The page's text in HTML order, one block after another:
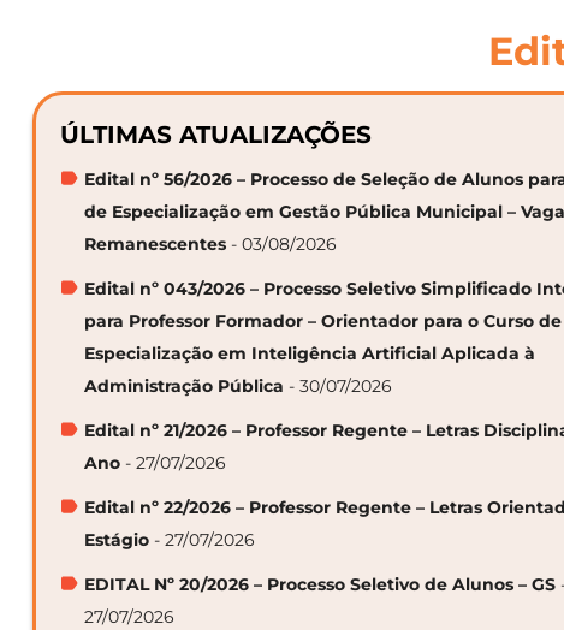
ÚLTIMAS ATUALIZAÇÕES
Edital nº 56/2026 – Processo de Seleção de Alunos
de Especialização em Gestão Pública Municipal –
Remanescentes - 03/08/2026
Edital nº 043/2026 – Processo Seletivo Simplificado
para Professor Formador – Orientador para o Curso de
Especialização em Inteligência Artificial Aplicada à
Administração Pública - 30/07/2026
Edital nº 21/2026 – Professor Regente – Letras
Ano - 27/07/2026
Edital nº 22/2026 – Professor Regente – Letras
Estágio - 27/07/2026
EDITAL Nº 20/2026 – Processo Seletivo de Alunos – GS
27/07/2026